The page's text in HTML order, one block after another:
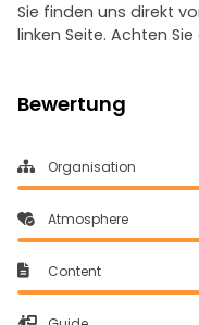
Sie finden uns direkt
linken Seite. Achten
Bewertung
Organisation
Atmosphere
Content